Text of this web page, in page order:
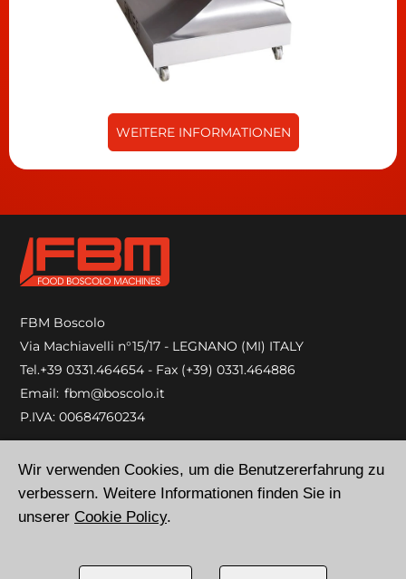
WEITERE INFORMATIONEN
FBM Boscolo
Via Machiavelli n°15/17 - LEGNANO (MI) ITALY
Tel.+39 0331.464654 - Fax (+39) 0331.464886
Email: fbm@boscolo.it
P.IVA: 00684760234
Privacy Policy
Cookie Policy
Wir verwenden Cookies, um die Benutzererfahrung zu
verbessern. Weitere Informationen finden Sie in
unserer Cookie Policy.